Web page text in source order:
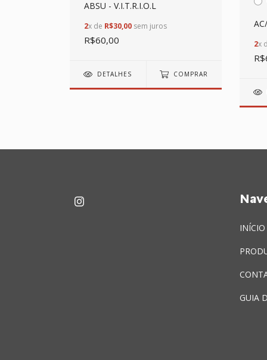
ABSU - V.I.T.R.I.O.L
2x de R$30,00 sem juros
R$60,00
DETALHES COMPRAR
2x
INÍCIO
GUIA